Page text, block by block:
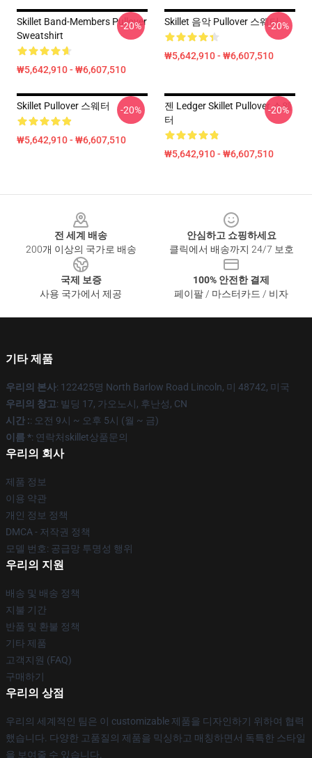
Skillet Band-Members Pullover
Sweatshirt
₩5,642,910 - ₩6,607,510
-20% Skillet 음악 Pullover 스웨터
₩5,642,910 - ₩6,607,510
-20%
Skillet Pullover 스웨터
₩5,642,910 - ₩6,607,510
-20%
젠 Ledger Skillet Pullover 스웨
터
₩5,642,910 - ₩6,607,510
-20%
전 세계 배송
200개 이상의 국가로 배송
안심하고 쇼핑하세요
클릭에서 배송까지 24/7 보호
국제 보증
사용 국가에서 제공
100% 안전한 결제
페이팔 / 마스터카드 / 비자
기타 제품
우리의 본사: 122425명 North Barlow Road Lincoln, 미 48742, 미국
우리의 창고: 빌딩 17, 가오노시, 후난성, CN
시간 :: 오전 9시 ~ 오후 5시 (월 ~ 금)
이름 *: 연락처skillet상품문의
우리의 회사
제품 정보
이용 약관
개인 정보 정책
DMCA - 저작권 정책
모델 번호: 공급망 투명성 행위
우리의 지원
배송 및 배송 정책
지불 기간
반품 및 환불 정책
기타 제품
고객지원 (FAQ)
구매하기
우리의 상점
우리의 세계적인 팀은 이 customizable 제품을 디자인하기 위하여 협력
했습니다. 다양한 고품질의 제품을 믹싱하고 매칭하면서 독특한 스타일
을 보여줄 수 있습니다.